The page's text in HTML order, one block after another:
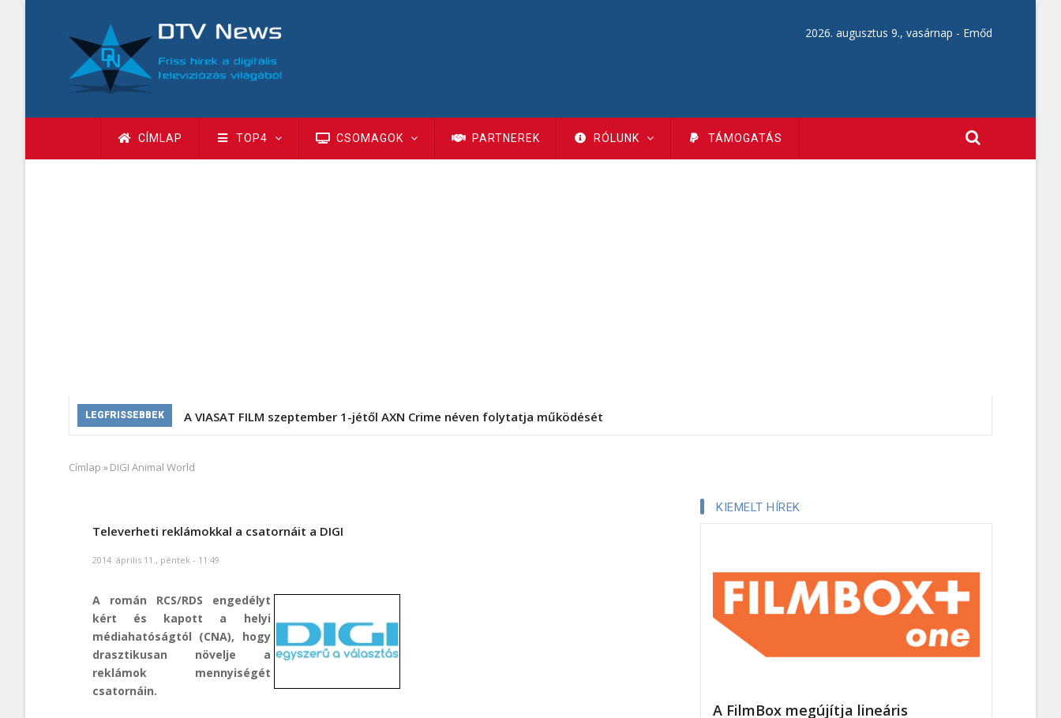
tartalomra
2026. augusztus 9., vasárnap - Emőd
Fő
navigáció
CÍMLAP TOP4 CSOMAGOK PARTNEREK RÓLUNK TÁMOGATÁS
LEGFRISSEBBEK A VIASAT FILM szeptember 1-jétől AXN Crime néven folytatja működését
Morzsa
Címlap »DIGI Animal World
Televerheti reklámokkal a csatornáit a DIGI
2014. április 11., péntek - 11:49
A román RCS/RDS engedélyt
kért és kapott a helyi
médiahatóságtól (CNA), hogy
drasztikusan növelje a
reklámok mennyiségét
csatornáin.
KIEMELT HÍREK
A FilmBox megújítja lineáris